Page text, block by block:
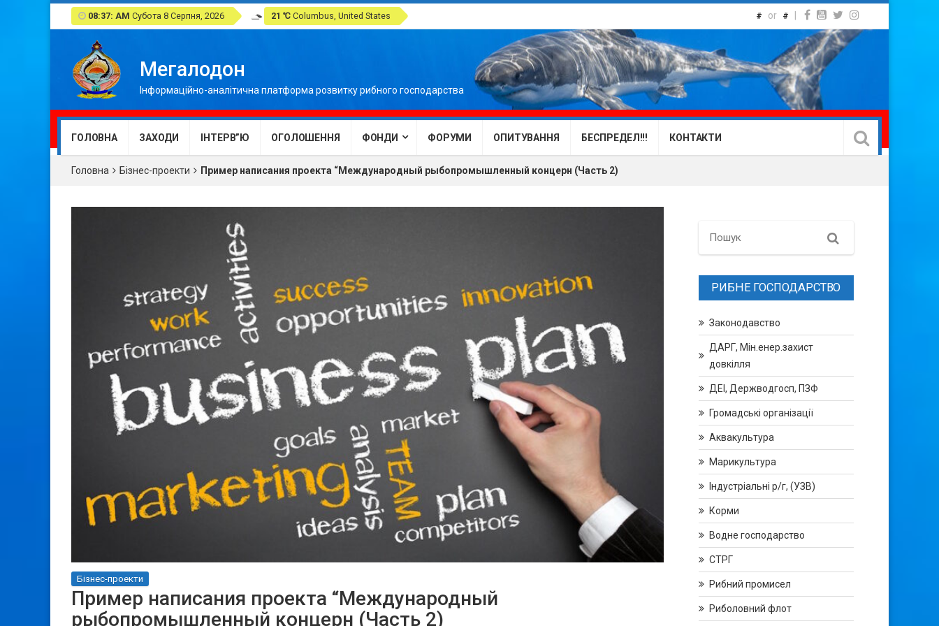
08:37: AM Субота 8 Серпня, 2026 21 ℃ Columbus, United States # or #
Мегалодон
Інформаційно-аналітична платформа розвитку рибного господарства
ГОЛОВНА ЗАХОДИ ІНТЕРВ”Ю ОГОЛОШЕННЯ ФОНДИ ФОРУМИ ОПИТУВАННЯ БЕСПРЕДЕЛ!!! КОНТАКТИ
Головна Бізнес-проекти Пример написания проекта “Международный рыбопромышленный концерн (Часть 2)
Бізнес-проекти
Пример написания проекта “Международный
рыбопромышленный концерн (Часть 2)
Search
РИБНЕ ГОСПОДАРСТВО
Законодавство
ДАРГ, Мін.енер.захист
довкілля
ДЕІ, Держводгосп, ПЗФ
Громадські організації
Аквакультура
Марикультура
Індустріальні р/г, (УЗВ)
Корми
Водне господарство
СТРГ
Рибний промисел
Риболовний флот